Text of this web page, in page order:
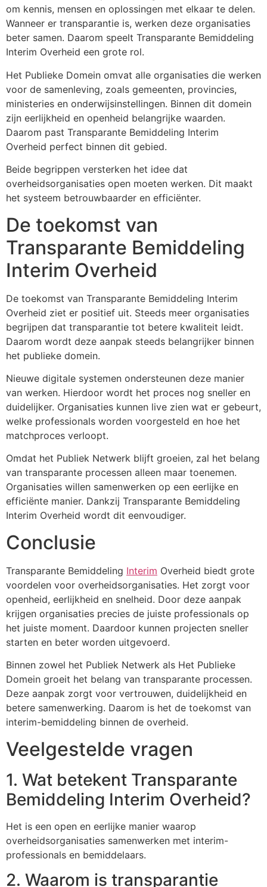
om kennis, mensen en oplossingen met elkaar te delen.
Wanneer er transparantie is, werken deze organisaties
beter samen. Daarom speelt Transparante Bemiddeling
Interim Overheid een grote rol.
Het Publieke Domein omvat alle organisaties die werken
voor de samenleving, zoals gemeenten, provincies,
ministeries en onderwijsinstellingen. Binnen dit domein
zijn eerlijkheid en openheid belangrijke waarden.
Daarom past Transparante Bemiddeling Interim
Overheid perfect binnen dit gebied.
Beide begrippen versterken het idee dat
overheidsorganisaties open moeten werken. Dit maakt
het systeem betrouwbaarder en efficiënter.
De toekomst van
Transparante Bemiddeling
Interim Overheid
De toekomst van Transparante Bemiddeling Interim
Overheid ziet er positief uit. Steeds meer organisaties
begrijpen dat transparantie tot betere kwaliteit leidt.
Daarom wordt deze aanpak steeds belangrijker binnen
het publieke domein.
Nieuwe digitale systemen ondersteunen deze manier
van werken. Hierdoor wordt het proces nog sneller en
duidelijker. Organisaties kunnen live zien wat er gebeurt,
welke professionals worden voorgesteld en hoe het
matchproces verloopt.
Omdat het Publiek Netwerk blijft groeien, zal het belang
van transparante processen alleen maar toenemen.
Organisaties willen samenwerken op een eerlijke en
efficiënte manier. Dankzij Transparante Bemiddeling
Interim Overheid wordt dit eenvoudiger.
Conclusie
Transparante Bemiddeling Interim Overheid biedt grote
voordelen voor overheidsorganisaties. Het zorgt voor
openheid, eerlijkheid en snelheid. Door deze aanpak
krijgen organisaties precies de juiste professionals op
het juiste moment. Daardoor kunnen projecten sneller
starten en beter worden uitgevoerd.
Binnen zowel het Publiek Netwerk als Het Publieke
Domein groeit het belang van transparante processen.
Deze aanpak zorgt voor vertrouwen, duidelijkheid en
betere samenwerking. Daarom is het de toekomst van
interim-bemiddeling binnen de overheid.
Veelgestelde vragen
1. Wat betekent Transparante
Bemiddeling Interim Overheid?
Het is een open en eerlijke manier waarop
overheidsorganisaties samenwerken met interim-
professionals en bemiddelaars.
2. Waarom is transparantie